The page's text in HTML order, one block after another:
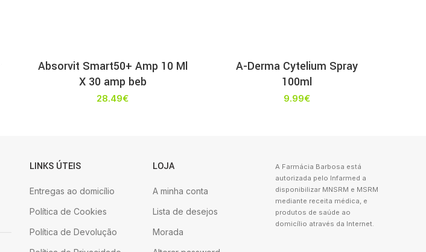
Absorvit Smart50+ Amp 10 Ml
X 30 amp beb
28.49€
A-Derma Cytelium Spray
100ml
9.99€
LINKS ÚTEIS
Entregas ao domicílio
Política de Cookies
Política de Devolução
LOJA
A minha conta
Lista de desejos
Morada
A Farmácia Barbosa está
autorizada pelo Infarmed a
disponibilizar MNSRM e MSRM
mediante receita médica, e
produtos de saúde ao
domicílio através da Internet.